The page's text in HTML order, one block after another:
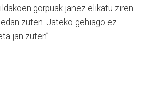
gorpuak janez elikatu ziren
zuten. Jateko gehiago ez
jan zuten”.